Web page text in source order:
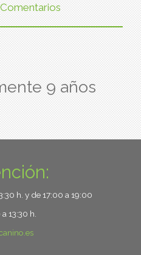
Comentarios
9 años
h. y de 17:00 a 19:00
13:30 h.